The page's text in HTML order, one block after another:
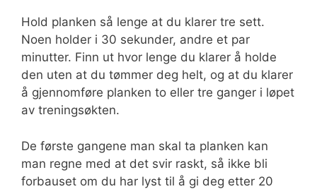
Hold planken så lenge at du klarer tre sett.
Noen holder i 30 sekunder, andre et par
minutter. Finn ut hvor lenge du klarer å holde
den uten at du tømmer deg helt, og at du klarer
å gjennomføre planken to eller tre ganger i løpet
av treningsøkten.
De første gangene man skal ta planken kan
man regne med at det svir raskt, så ikke bli
forbauset om du har lyst til å gi deg etter 20